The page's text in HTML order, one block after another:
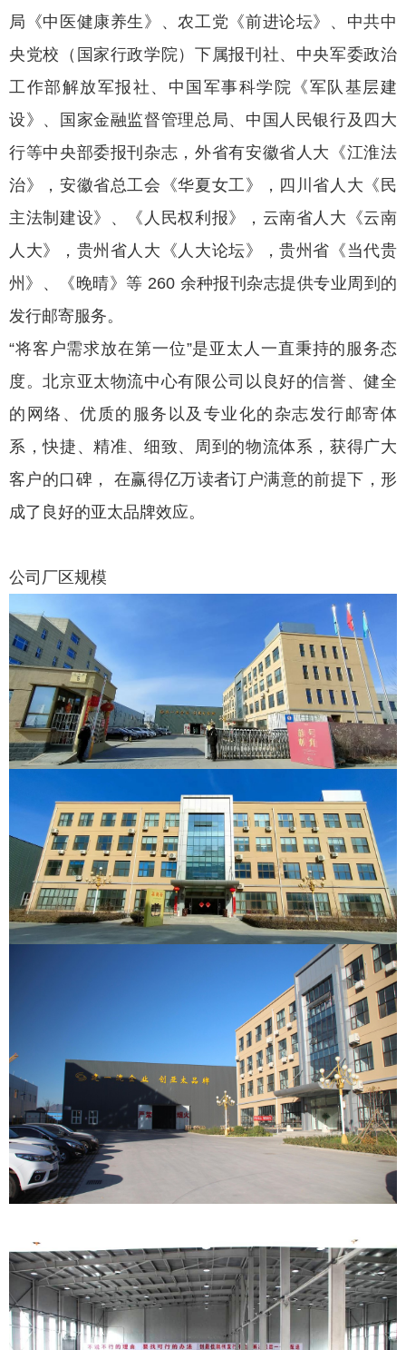
局《中医健康养生》、农工党《前进论坛》、中共中
央党校（国家行政学院）下属报刊社、中央军委政治
工作部解放军报社、中国军事科学院《军队基层建
设》、国家金融监督管理总局、中国人民银行及四大
行等中央部委报刊杂志，外省有安徽省人大《江淮法
治》，安徽省总工会《华夏女工》，四川省人大《民
主法制建设》、《人民权利报》，云南省人大《云南
人大》，贵州省人大《人大论坛》，贵州省《当代贵
州》、《晚晴》等 260 余种报刊杂志提供专业周到的
发行邮寄服务。
“将客户需求放在第一位”是亚太人一直秉持的服务态
度。北京亚太物流中心有限公司以良好的信誉、健全
的网络、优质的服务以及专业化的杂志发行邮寄体
系，快捷、精准、细致、周到的物流体系，获得广大
客户的口碑， 在赢得亿万读者订户满意的前提下，形
成了良好的亚太品牌效应。
公司厂区规模